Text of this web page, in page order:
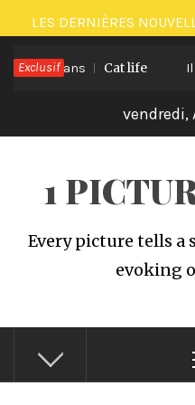
Passer
au
contenu
LES DERNIÈRES
Exclusif
Il y a 6 ans Cat life Il y
vendredi,
1
Every picture tells a
evoking